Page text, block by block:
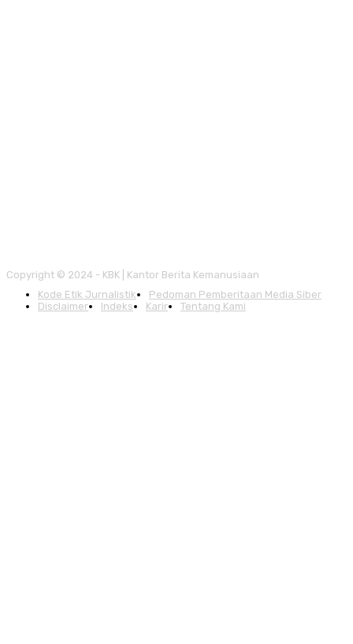
Copyright © 2024 - KBK | Kantor Berita Kemanusiaan
Kode Etik Jurnalistik
Pedoman Pemberitaan Media Siber
Disclaimer
Indeks Karir Tentang Kami